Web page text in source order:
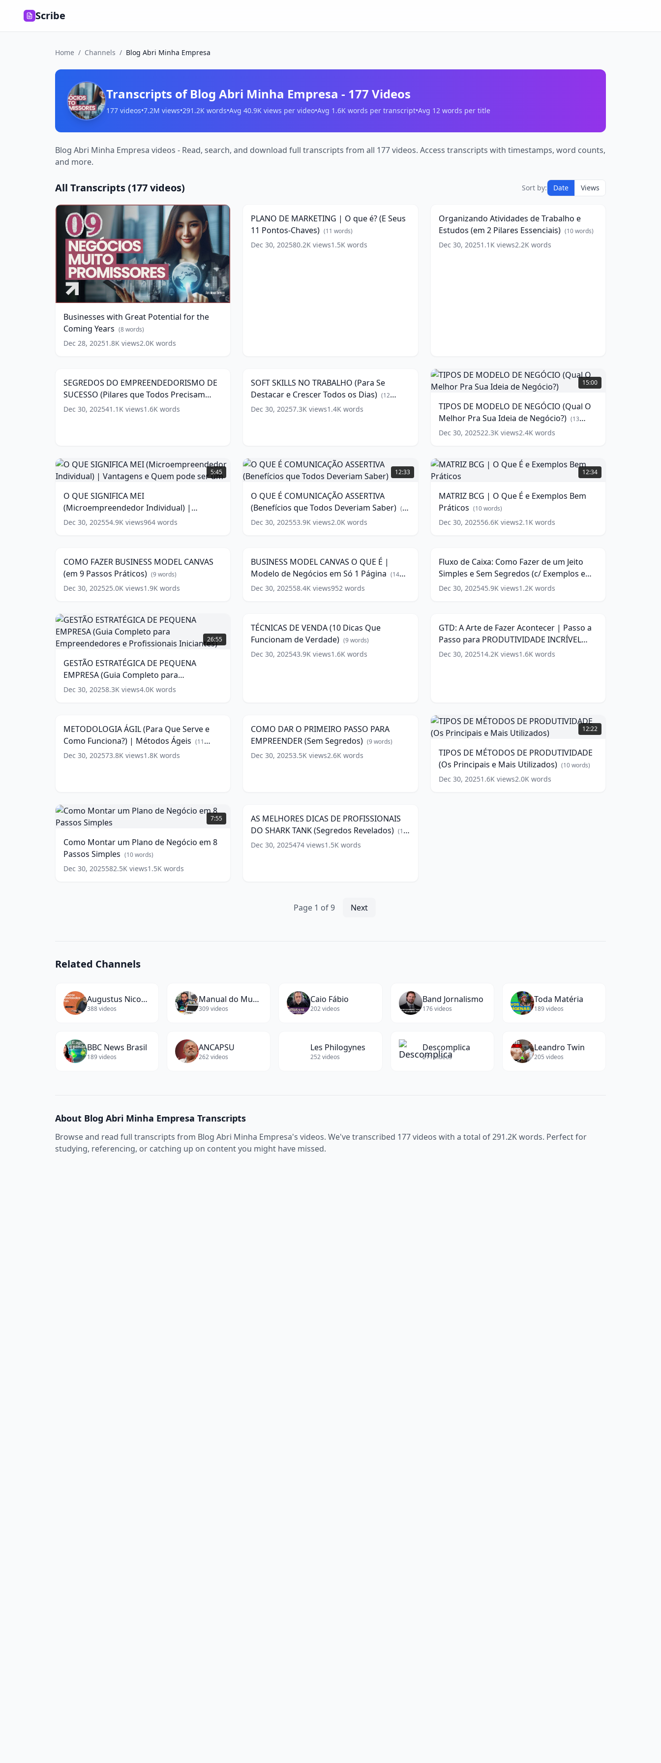
Scribe
Home / Channels / Blog Abri Minha Empresa
Transcripts ofBlog Abri Minha Empresa - 177 Videos
177 videos•7.2M views•291.2K words•Avg 40.9K views per video•Avg 1.6K words per transcript•Avg 12 words per title
Blog Abri Minha Empresa videos - Read, search, and download full transcripts from all 177 videos. Access transcripts with timestamps, word counts,
and more.
All Transcripts (177videos) Sort by: Date Views
Businesses
with
Great
for
the
Coming
Years
8
Businesses with Great Potential for the
Coming Years (8words)
Dec 28, 20251.8K views2.0K words
O
que
é?
(E
PLANO DE MARKETING | O que é? (E Seus
11 Pontos-Chaves) (11 words)
Dec 30, 202580.2K views1.5K words
e
Estudos
(em
2
12:58
Organizando Atividades de Trabalho e
Estudos (em 2 Pilares Essenciais) (10words)
Dec 30, 20251.1Kviews2.2Kwords
SEGREDOS
SUCESSO
(Pilares
que
Todos
SEGREDOS DO EMPREENDEDORISMO DE
SUCESSO (Pilares que Todos Precisam
Conhecer) (10 words)
Dec 30, 202541.1K views1.6K words
(Para
Se
Destacar
e
(12
words)
SOFT SKILLS NO TRABALHO (Para Se
Destacar e Crescer Todos os Dias) (12
words)
Dec 30, 20257.3K views1.4K words
TIPOS
DE
MODELO
NEGÓCIO
(Qual
O
Melhor
Sua
Ideia
de
(13
words)
15:00
TIPOS DE MODELO DE NEGÓCIO (Qual O
Melhor Pra Sua Ideia de Negócio?) (13
words)
Dec 30, 202522.3Kviews2.4Kwords
O
QUE
SIGNIFICA
(Microempreendedor
Individual)
|
Vantagens
pode
ser
um ( 13
words)
5:45
O QUE SIGNIFICA MEI
(Microempreendedor Individual) |
Vantagens e Quem pode ser um
Dec 30, 202554.9K views964 words
O
QUE
É
COMUNICAÇÃO
ASSERTIVA
(Benefícios
que
Todos
(10
12:33
O QUE É COMUNICAÇÃO ASSERTIVA
(Benefícios que Todos Deveriam Saber) (10
words)
Dec 30, 202553.9K views2.0K words
MATRIZ
BCG
|
Que
É
e
Exemplos
words)
12:34
MATRIZ BCG | O Que É e Exemplos Bem
Práticos (10words)
Dec 30, 202556.6Kviews2.1Kwords
COMO
CANVAS
(em
9
Passos
words)
COMO FAZER BUSINESS MODEL CANVAS
(em 9 Passos Práticos) (9words)
Dec 30, 202525.0K views1.9K words
BUSINESS
QUE
É
|
Modelo
em
Só
1
Página
(14
BUSINESS MODEL CANVAS O QUE É |
Modelo de Negócios em Só 1 Página (14
words)
Dec 30, 202558.4K views952 words
Fluxo
Fazer
de
um
Jeito
Sem
Segredos
(c/
Exemplos
Fluxo de Caixa: Como Fazer de um Jeito
Simples e Sem Segredos (c/ Exemplos e
Dicas) (16words)
Dec 30, 202545.9Kviews1.2Kwords
GESTÃO
ESTRATÉGICA
DE
EMPRESA
(Guia
Completo
para
Profissionais
Iniciantes)
(12
words)
26:55
GESTÃO ESTRATÉGICA DE PEQUENA
EMPRESA (Guia Completo para
Empreendedores e Profissionais
Dec 30, 20258.3K views4.0K words
TÉCNICAS
(10
Dicas
Que
Funcionam
de
TÉCNICAS DE VENDA (10 Dicas Que
Funcionam de Verdade) (9words)
Dec 30, 202543.9K views1.6K words
GTD:
Fazer
Acontecer
|
Passo
(Getting
Thing
Done)
(16
GTD: A Arte de Fazer Acontecer | Passo a
Passo para PRODUTIVIDADE INCRÍVEL
(Getting Thing Done) ( 16words)
Dec 30, 202514.2Kviews1.6Kwords
METODOLOGIA
Serve
e
Como
Funciona?)
METODOLOGIA ÁGIL (Para Que Serve e
Como Funciona?) | Métodos Ágeis (11
words)
Dec 30, 202573.8K views1.8K words
PASSO
PARA
EMPREENDER
(Sem
COMO DAR O PRIMEIRO PASSO PARA
EMPREENDER (Sem Segredos) (9words)
Dec 30, 20253.5K views2.6K words
TIPOS
DE
MÉTODOS
PRODUTIVIDADE
(Os
Principais
e
12:22
TIPOS DE MÉTODOS DE PRODUTIVIDADE
(Os Principais e Mais Utilizados) (10words)
Dec 30, 20251.6Kviews2.0Kwords
Como
Montar
um
de
Negócio
em
8
7:55
Como Montar um Plano de Negócio em 8
Passos Simples (10words)
Dec 30, 2025582.5K views1.5K words
PROFISSIONAIS
DO
SHARK
TANK
AS MELHORES DICAS DE PROFISSIONAIS
DO SHARK TANK (Segredos Revelados) (10
words)
Dec 30, 2025474 views1.5K words
Page 1 of9 Next
Related Channels
Augustus Nicodemus
388videos
Manual do Mundo
309videos
Caio Fábio
202videos
Band Jornalismo
176videos
Toda Matéria
189videos
BBC News Brasil
189videos
ANCAPSU
262videos
Les Philogynes
252videos
Descomplica
211 videos
Leandro Twin
205 videos
About Blog Abri Minha Empresa Transcripts
Browse and read full transcripts from Blog Abri Minha Empresa's videos. We've transcribed 177videos with a total of291.2Kwords. Perfect for
studying, referencing, or catching up on content you might have missed.